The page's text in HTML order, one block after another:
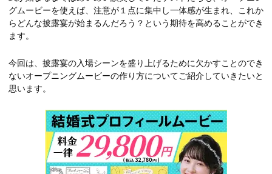
グムービーを使えば、注意が１点に集中し一体感が生まれ、これか
らどんな披露宴が始まるんだろう？という期待を高めることができ
ます。
今回は、披露宴の入場シーンを盛り上げるために欠かすことのでき
ないオープニングムービーの作り方についてご紹介していきたいと
思います。